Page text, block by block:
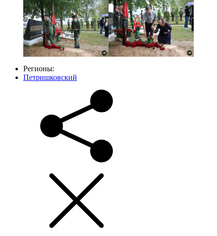
Регионы:
Петришковский